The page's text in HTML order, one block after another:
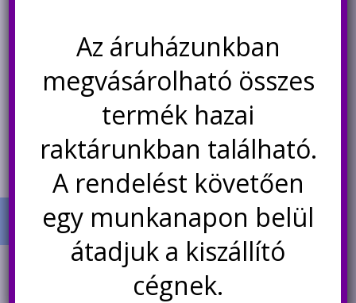
460Ft
520Ft
Opciók választása
Ennek
a
terméknek
több
van.
A
változatok
a
termékoldalon
választhatók
ki
Nincs készleten
Értesítésetek ha
újra elérhető
Az áruházunkban
megvásárolható összes
termék hazai
raktárunkban található.
A rendelést követően
egy munkanapon belül
átadjuk a kiszállító
cégnek.